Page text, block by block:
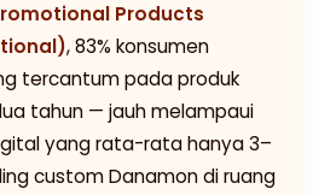
Products
, 83% konsumen
tercantum pada produk
tahun — jauh melampaui
yang rata-rata hanya 3–
custom Danamon di ruang